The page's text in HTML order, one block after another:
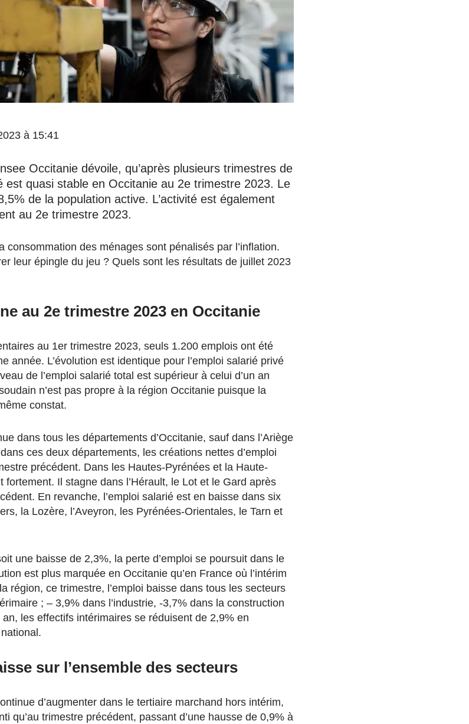
à 15:41
Occitanie dévoile, qu’après plusieurs trimestres de
est quasi stable en Occitanie au 2e trimestre 2023. Le
de la population active. L’activité est également
au 2e trimestre 2023.
consommation des ménages sont pénalisés par l’inflation.
leur épingle du jeu ? Quels sont les résultats de juillet 2023
au 2e trimestre 2023 en Occitanie
au 1er trimestre 2023, seuls 1.200 emplois ont été
année. L’évolution est identique pour l’emploi salarié privé
de l’emploi salarié total est supérieur à celui d’un an
n’est pas propre à la région Occitanie puisque la
constat.
dans tous les départements d’Occitanie, sauf dans l’Ariège
ces deux départements, les créations nettes d’emploi
précédent. Dans les Hautes-Pyrénées et la Haute-
fortement. Il stagne dans l’Hérault, le Lot et le Gard après
En revanche, l’emploi salarié est en baisse dans six
la Lozère, l’Aveyron, les Pyrénées-Orientales, le Tarn et
une baisse de 2,3%, la perte d’emploi se poursuit dans le
est plus marquée en Occitanie qu’en France où l’intérim
région, ce trimestre, l’emploi baisse dans tous les secteurs
; – 3,9% dans l’industrie, -3,7% dans la construction
les effectifs intérimaires se réduisent de 2,9% en
sur l’ensemble des secteurs
d’augmenter dans le tertiaire marchand hors intérim,
qu’au trimestre précédent, passant d’une hausse de 0,9% à